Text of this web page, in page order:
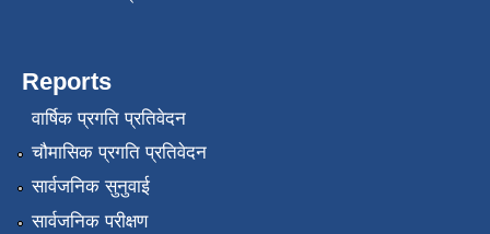
Reports
वार्षिक प्रगति प्रतिवेदन
चौमासिक प्रगति प्रतिवेदन
सार्वजनिक सुनुवाई
सार्वजनिक परीक्षण